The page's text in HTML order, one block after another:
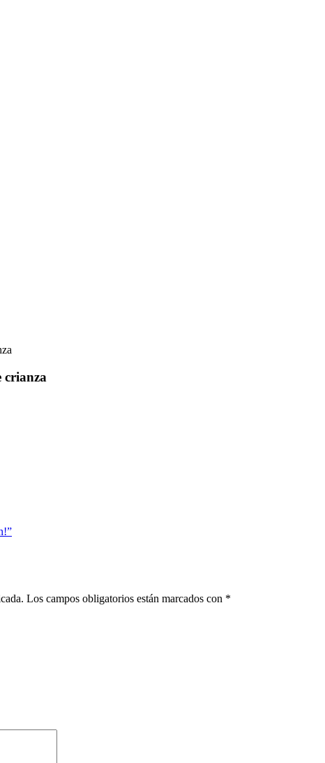
crianza
Los campos obligatorios están marcados con *